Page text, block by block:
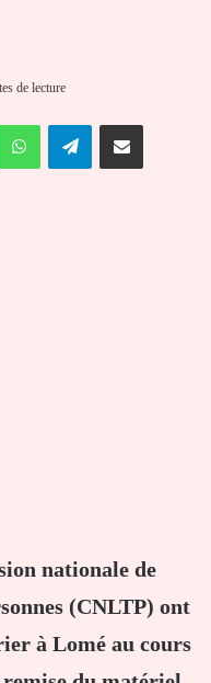
de lecture
WhatsAppTelegramPartager par email
nationale de
(CNLTP) ont
à Lomé au cours